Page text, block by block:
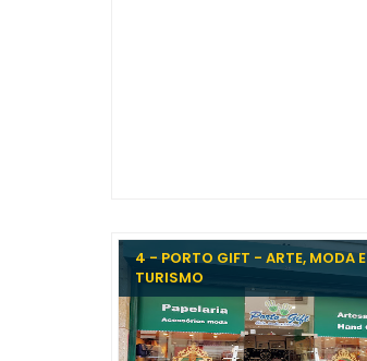
4 - PORTO GIFT - ARTE, MODA E
TURISMO